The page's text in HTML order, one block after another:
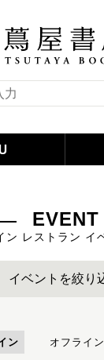
EVENT
ン レストラン イ
イベントを絞り
ン オフライン